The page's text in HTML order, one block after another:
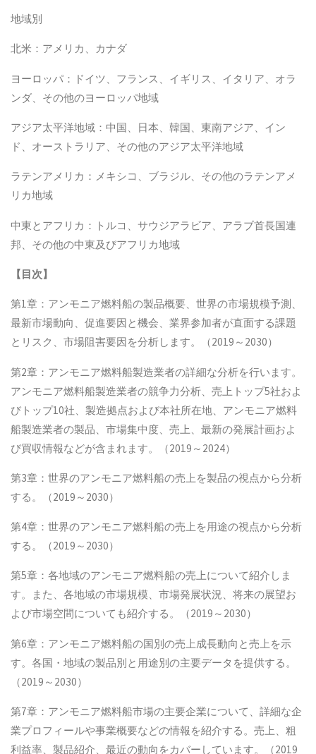
地域別
北米：アメリカ、カナダ
ヨーロッパ：ドイツ、フランス、イギリス、イタリア、オラ
ンダ、その他のヨーロッパ地域
アジア太平洋地域：中国、日本、韓国、東南アジア、イン
ド、オーストラリア、その他のアジア太平洋地域
ラテンアメリカ：メキシコ、ブラジル、その他のラテンアメ
リカ地域
中東とアフリカ：トルコ、サウジアラビア、アラブ首長国連
邦、その他の中東及びアフリカ地域
【目次】
第1章：アンモニア燃料船の製品概要、世界の市場規模予測、
最新市場動向、促進要因と機会、業界参加者が直面する課題
とリスク、市場阻害要因を分析します。（2019～2030）
第2章：アンモニア燃料船製造業者の詳細な分析を行います。
アンモニア燃料船製造業者の競争力分析、売上トップ5社およ
びトップ10社、製造拠点および本社所在地、アンモニア燃料
船製造業者の製品、市場集中度、売上、最新の発展計画およ
び買収情報などが含まれます。（2019～2024）
第3章：世界のアンモニア燃料船の売上を製品の視点から分析
する。（2019～2030）
第4章：世界のアンモニア燃料船の売上を用途の視点から分析
する。（2019～2030）
第5章：各地域のアンモニア燃料船の売上について紹介しま
す。また、各地域の市場規模、市場発展状況、将来の展望お
よび市場空間についても紹介する。（2019～2030）
第6章：アンモニア燃料船の国別の売上成長動向と売上を示
す。各国・地域の製品別と用途別の主要データを提供する。
（2019～2030）
第7章：アンモニア燃料船市場の主要企業について、詳細な企
業プロフィールや事業概要などの情報を紹介する。売上、粗
利益率、製品紹介、最近の動向をカバーしています。（2019